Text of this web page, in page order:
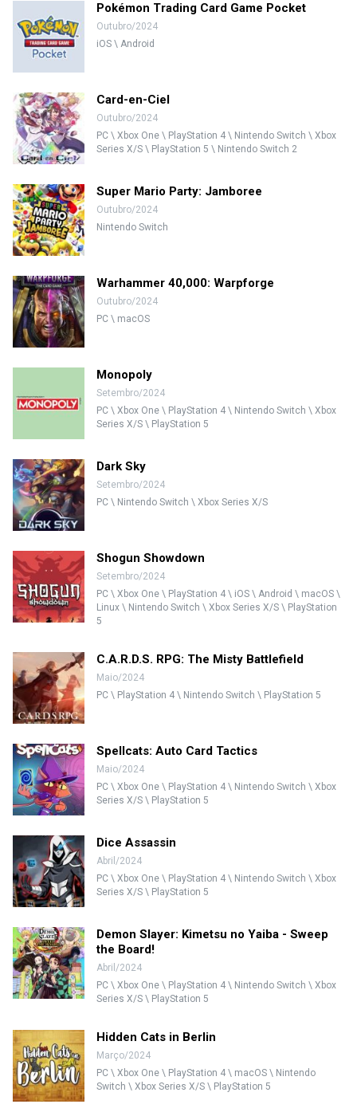
Pokémon Trading Card Game Pocket
Outubro/2024
iOS \ Android
Card-en-Ciel
Outubro/2024
PC \ Xbox One \ PlayStation 4 \ Nintendo Switch \ Xbox
Series X/S \ PlayStation 5 \ Nintendo Switch 2
Super Mario Party: Jamboree
Outubro/2024
Nintendo Switch
Warhammer 40,000: Warpforge
Outubro/2024
PC \ macOS
Monopoly
Setembro/2024
PC \ Xbox One \ PlayStation 4 \ Nintendo Switch \ Xbox
Series X/S \ PlayStation 5
Dark Sky
Setembro/2024
PC \ Nintendo Switch \ Xbox Series X/S
Shogun Showdown
Setembro/2024
PC \ Xbox One \ PlayStation 4 \ iOS \ Android \ macOS \
Linux \ Nintendo Switch \ Xbox Series X/S \ PlayStation
5
C.A.R.D.S. RPG: The Misty Battlefield
Maio/2024
PC \ PlayStation 4 \ Nintendo Switch \ PlayStation 5
Spellcats: Auto Card Tactics
Maio/2024
PC \ Xbox One \ PlayStation 4 \ Nintendo Switch \ Xbox
Series X/S \ PlayStation 5
Dice Assassin
Abril/2024
PC \ Xbox One \ PlayStation 4 \ Nintendo Switch \ Xbox
Series X/S \ PlayStation 5
Demon Slayer: Kimetsu no Yaiba - Sweep
the Board!
Abril/2024
PC \ Xbox One \ PlayStation 4 \ Nintendo Switch \ Xbox
Series X/S \ PlayStation 5
Hidden Cats in Berlin
Março/2024
PC \ Xbox One \ PlayStation 4 \ macOS \ Nintendo
Switch \ Xbox Series X/S \ PlayStation 5